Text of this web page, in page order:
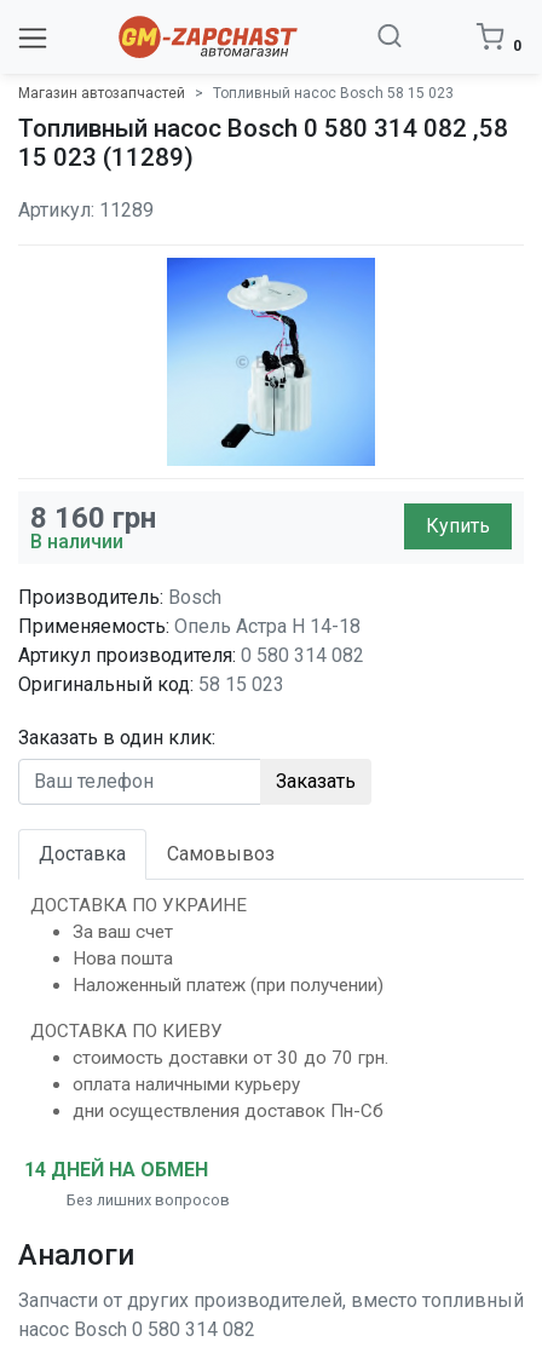
0
Магазин автозапчастей Топливный насос Bosch 58 15 023
Топливный насос Bosch 0 580 314 082 ,58
15 023 (11289)
Артикул: 11289
8 160 грн
В наличии
Купить
Производитель: Bosch
Применяемость: Опель Астра H 14-18
Артикул производителя: 0 580 314 082
Оригинальный код: 58 15 023
Заказать в один клик:
Заказать
Доставка Самовывоз
ДОСТАВКА ПО УКРАИНЕ
За ваш счет
Нова пошта
Наложенный платеж (при получении)
ДОСТАВКА ПО КИЕВУ
стоимость доставки от 30 до 70 грн.
оплата наличными курьеру
дни осуществления доставок Пн-Сб
14 ДНЕЙ НА ОБМЕН
Без лишних вопросов
Аналоги
Запчасти от других производителей, вместо топливный
насос Bosch 0 580 314 082